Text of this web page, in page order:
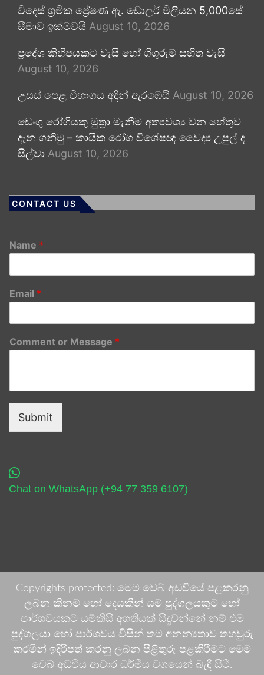
විදෙස් ශ්‍රමික ප්‍රේෂණ ඇ. ඩොලර් මිලියන 5,000සේ
සීමාව ඉක්මවයි August 10, 2026
ප්‍රදේශ කිහිපයකට වැසි හෝ ගිගුරුම් සහිත වැසි
August 10, 2026
උසස් පෙළ විභාගය අදින් ඇරඹෙයි August 10, 2026
ඩෙංගු රෝගියකු ⁣මුත්‍රා මැනීම අත්‍යවශ්‍ය වන හේතුව
දැන ගනිමු – කායික රෝග විශේෂඥ වෛද්‍ය උපුල් ද
සිල්වා August 10, 2026
CONTACT US
Name *
Email *
Comment or Message *
Submit
Chat on WhatsApp (+94 77 359 6107)
Copyrights protected: මෙම වෙබ් අඩවියේ පළකරනු
ලබන කිනම් හෝ දෙයකින් යම් පුද්ගලයකුට හෝ
පාර්ශවයකට යම්කිසි අගතියක් සිදුවන්නේ නම් එම
පුද්ගලයා හෝ පාර්ශවය විසින් තම අනන්‍යතාව තහවුරු
කරමින් ඉදිරිපත් කරනු ලබන පිළිතුරු පළකිරීමට මෙම
වෙබ් අඩවිය ආචාර ධර්මීය වශයෙන් බැඳී සිටී.